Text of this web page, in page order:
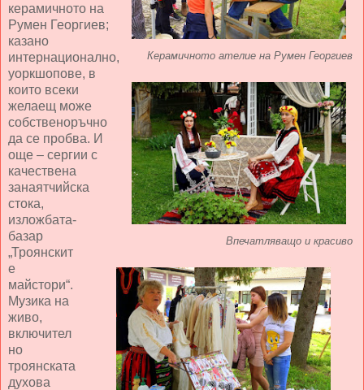
Керамичното ателие на Румен Георгиев
Впечатляващо и красиво
керамичното на
Румен Георгиев;
казано
интернационално,
уоркшопове, в
които всеки
желаещ може
собственоръчно
да се пробва. И
още – сергии с
качествена
занаятчийска
стока,
изложбата-
базар
„Троянскит
е
майстори“.
Музика на
живо,
включител
но
троянската
духова